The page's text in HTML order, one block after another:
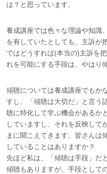
は？と思っています。
養成講座では色々な理論や知識
を有していたとしても、主訴が
ではどうすれば(本当の)主訴を
れを可能にする手段は、やはり
傾聴については養成講座でもか
すし、「傾聴は大切だ」と言う
聴に特化して学ぶ機会があるか
していますし、それを反映して
まに聞こえてきます。皆さんは
していることはありますか？
先ほど私は、「傾聴は手段」だ
傾聴もありますが、手段として